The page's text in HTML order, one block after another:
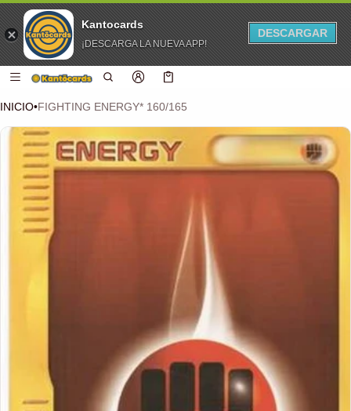
INICIO•FIGHTING ENERGY* 160/165
DEL PRODUCTO
Kantocards
¡DESCARGA LA NUEVA APP!
DESCARGAR